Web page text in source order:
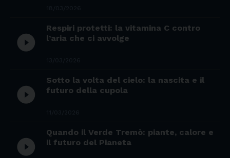
play_circle_filled
Respiri protetti: la vitamina C contro
l’aria che ci avvolge
play_circle_filled
Sotto la volta del cielo: la nascita e il
futuro della cupola
play_circle_filled
Quando il Verde Tremò: piante, calore e
il futuro del Pianeta